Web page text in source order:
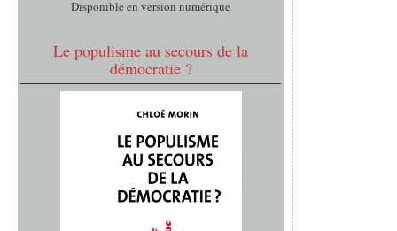
Disponible en version numérique
Le populisme au secours de la
démocratie ?